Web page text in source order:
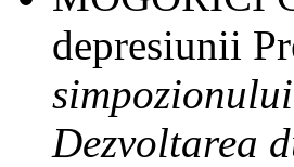
depresiunii
Dezvoltarea